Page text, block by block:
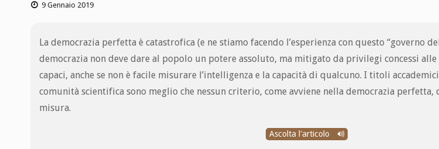
9 Gennaio 2019
La democrazia perfetta è catastrofica (e ne stiamo facendo l’esperienza con questo “governo
democrazia non deve dare al popolo un potere assoluto, ma mitigato da privilegi concessi
capaci, anche se non è facile misurare l’intelligenza e la capacità di qualcuno. I titoli
comunità scientifica sono meglio che nessun criterio, come avviene nella democrazia perfetta,
misura.
Ascolta l'articolo